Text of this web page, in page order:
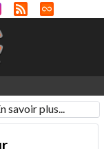
savoir plus...